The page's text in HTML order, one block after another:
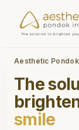
Aesthetic
The
smile